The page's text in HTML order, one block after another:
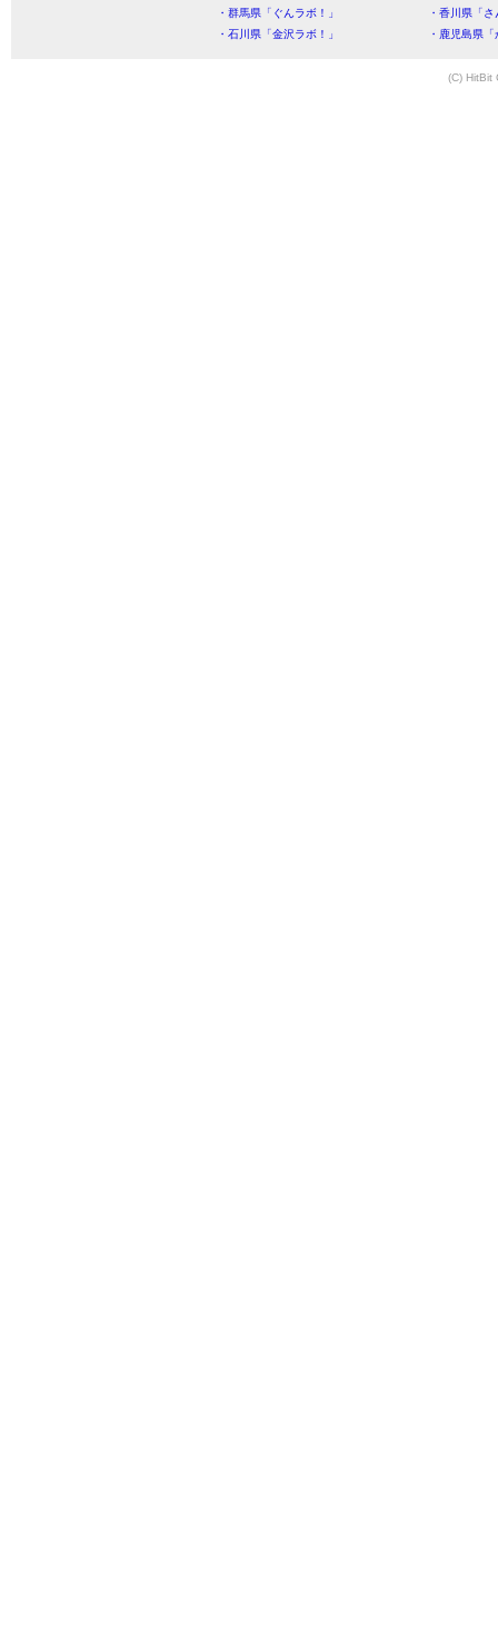
・群馬県「ぐんラボ！」
・香川県「
・石川県「金沢ラボ！」
・鹿児島県
(C) HitBit